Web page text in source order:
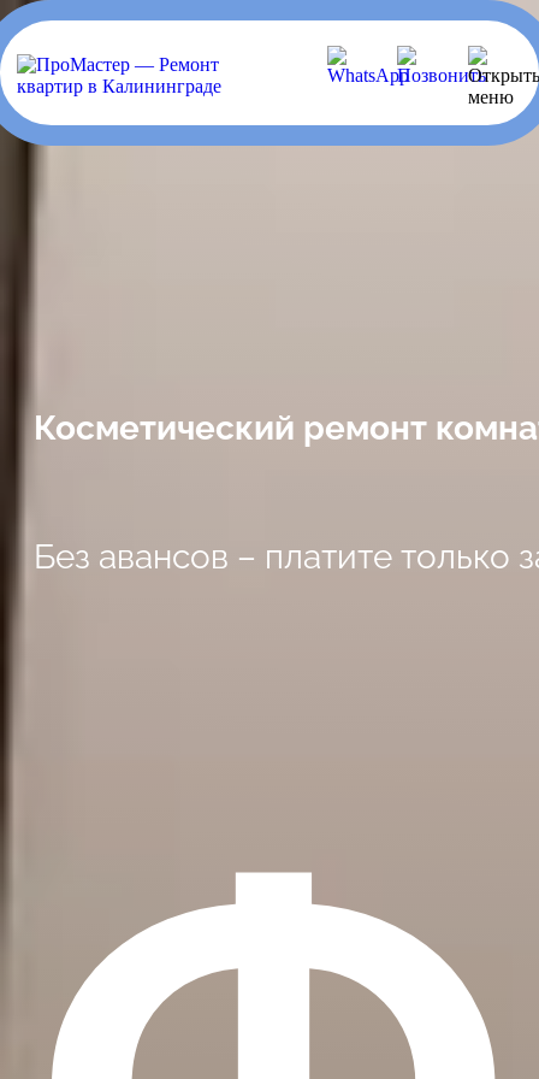
Косметический ремонт
Без авансов – платите только